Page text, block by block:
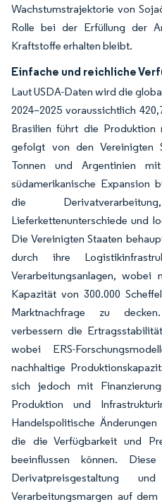
Wachstumstrajektorie von
Rolle bei der Erfüllung der
Kraftstoffe erhalten bleibt.
Einfache und reichliche
Laut USDA-Daten wird die
2024–2025 voraussichtlich
Brasilien führt die Produktion
gefolgt von den Vereinigten
Tonnen und Argentinien
südamerikanische Expansion
die
Lieferkettenunterschiede und
Die Vereinigten Staaten
durch ihre
Verarbeitungsanlagen, wobei
Kapazität von 300.000
Marktnachfrage zu decken.
verbessern die
wobei ERS-
nachhaltige
sich jedoch mit
Produktion und
Handelspolitische
die die Verfügbarkeit und
beeinflussen können.
Derivatpreisgestaltung
Verarbeitungsmargen auf